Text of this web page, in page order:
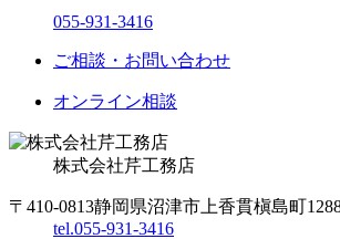
055-931-3416
ご相談・お問い合わせ
オンライン相談
株式会社芹工務店
〒410-0813静岡県沼津市上香貫槇島町
tel.055-931-3416